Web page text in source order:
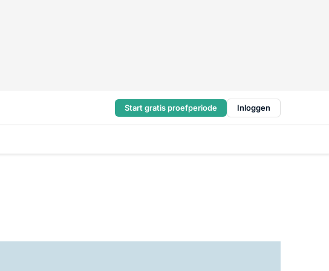
Start gratis proefperiode Inloggen